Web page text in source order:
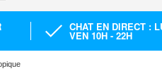
CHAT EN DIRECT :
VEN 10H - 22H